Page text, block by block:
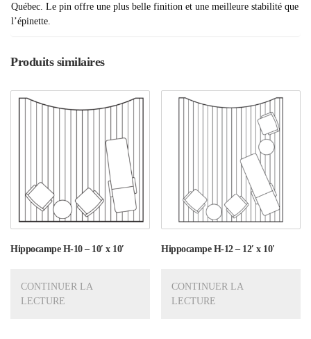
Québec. Le pin offre une plus belle finition et une meilleure stabilité que
l’épinette.
Produits similaires
Hippocampe H-10 – 10′ x 10′
CONTINUER LA
LECTURE
Hippocampe H-12 – 12′ x 10′
CONTINUER LA
LECTURE